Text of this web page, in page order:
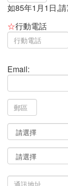
資
訊
查
詢
報
名
是
否
成
功
回
首
頁
如85年1月1日,
☆行動電話
Email: